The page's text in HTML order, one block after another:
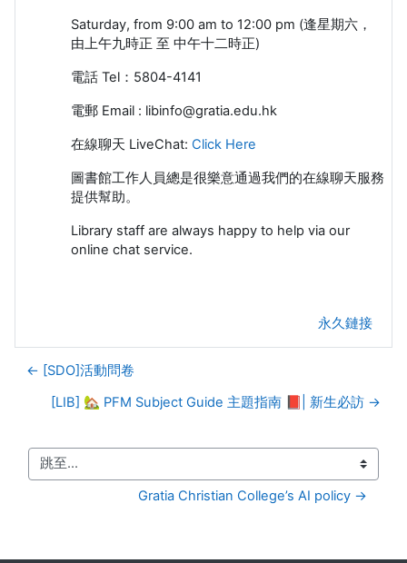
Saturday, from 9:00 am to 12:00 pm (逢星期六，
由上午九時正 至 中午十二時正)
電話 Tel ： 5804-4141
電郵 Email : libinfo@gratia.edu.hk
在線聊天 LiveChat: Click Here
圖書館工作人員總是很樂意通過我們的在線聊天服務
提供幫助。
Library staff are always happy to help via our
online chat service.
永久鏈接
← [SDO]活動問卷
[LIB] 🏡 PFM Subject Guide 主題指南 📕| 新生必訪 →
跳至...
Gratia Christian College’s AI policy →